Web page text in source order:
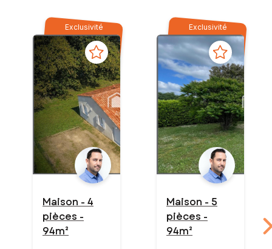
Exclusivité
Maison - 4
pièces -
94m²
Exclusivité
Maison - 5
pièces -
94m²